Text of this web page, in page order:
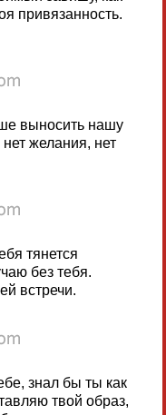
привязанность.
выносить нашу
нет желания, нет
тянется
без тебя.
встречи.
знал бы ты как
твой образ,